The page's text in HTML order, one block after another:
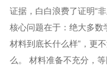
证据，白白浪费了证明“
核心问题在于：绝大多数
材料到底长什么样”，更
么。 材料准备不充分，